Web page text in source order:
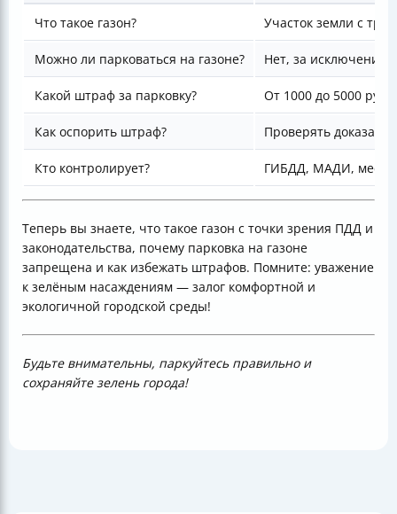
Что такое газон? Участок земли с
Можно ли парковаться на газоне? Нет, за
Какой штраф за парковку? От 1000 до 5000
Как оспорить штраф? Проверять
Кто контролирует? ГИБДД, МАДИ,
Теперь вы знаете, что такое газон с точки зрения ПДД и
законодательства, почему парковка на газоне
запрещена и как избежать штрафов. Помните: уважение
к зелёным насаждениям — залог комфортной и
экологичной городской среды!
Будьте внимательны, паркуйтесь правильно и
сохраняйте зелень города!